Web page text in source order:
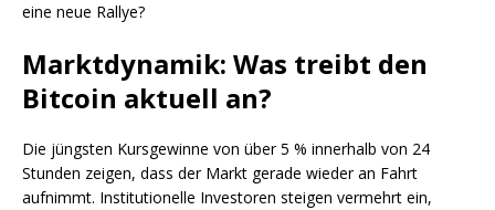
eine neue Rallye?
Marktdynamik: Was treibt den
Bitcoin aktuell an?
Die jüngsten Kursgewinne von über 5 % innerhalb von 24
Stunden zeigen, dass der Markt gerade wieder an Fahrt
aufnimmt. Institutionelle Investoren steigen vermehrt ein,